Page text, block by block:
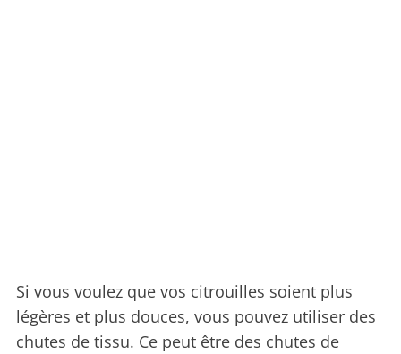
Si vous voulez que vos citrouilles soient plus
légères et plus douces, vous pouvez utiliser des
chutes de tissu. Ce peut être des chutes de